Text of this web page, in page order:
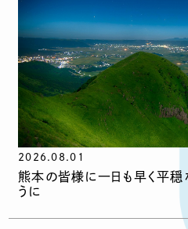
2026.08.01
熊本の皆様に一日も早く平穏
うに